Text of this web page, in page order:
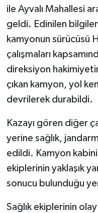
ile Ayvalı Mahallesi
geldi. Edinilen
kamyonun sürücüsü
çalışmaları
direksiyon
çıkan kamyon, yol
devrilerek durabildi.
Kazayı gören diğer
yerine sağlık,
edildi. Kamyon
ekiplerinin yaklaşık
sonucu bulunduğu
Sağlık ekiplerinin